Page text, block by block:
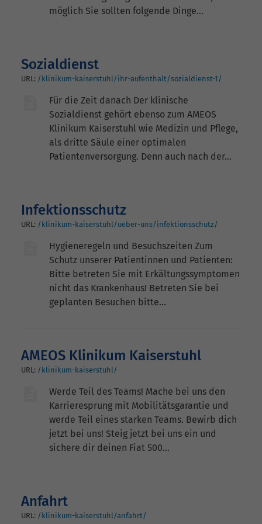
möglich Sie sollten folgende Dinge…
Sozialdienst
URL: /klinikum-kaiserstuhl/ihr-aufenthalt/sozialdienst-1/
Für die Zeit danach Der klinische
Sozialdienst gehört ebenso zum AMEOS
Klinikum Kaiserstuhl wie Medizin und Pflege,
als dritte Säule einer optimalen
Patientenversorgung. Denn auch nach der…
Infektionsschutz
URL: /klinikum-kaiserstuhl/ueber-uns/infektionsschutz/
Hygieneregeln und Besuchszeiten Zum
Schutz unserer Patientinnen und Patienten:
Bitte betreten Sie mit Erkältungssymptomen
nicht das Krankenhaus! Betreten Sie bei
geplanten Besuchen bitte…
AMEOS Klinikum Kaiserstuhl
URL: /klinikum-kaiserstuhl/
Werde Teil des Teams! Mache bei uns den
Karrieresprung mit Mobilitätsgarantie und
werde Teil eines starken Teams. Bewirb dich
jetzt bei uns! Steig jetzt bei uns ein und
sichere dir deinen Fiat 500…
Anfahrt
URL: /klinikum-kaiserstuhl/anfahrt/